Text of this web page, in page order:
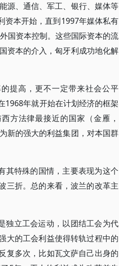
源、通信、军工、银行、媒体等
资本开始，直到1997年媒体私有
国资本控制。这些国际资本的流
资本的介入，匈牙利成功地化解
提高，更不一定带来社会公平
1968年就开始在计划经济的框架
方法律最接近的国家（金雁，
新的强大的利益集团，对本国群
其特殊的国情，主要表现为这个
三折。总的来看，波兰的改革主
独立工会运动，以团结工会为代
大的工会利益使得转轨过程中的
复多次，比如瓦文萨自己出身的